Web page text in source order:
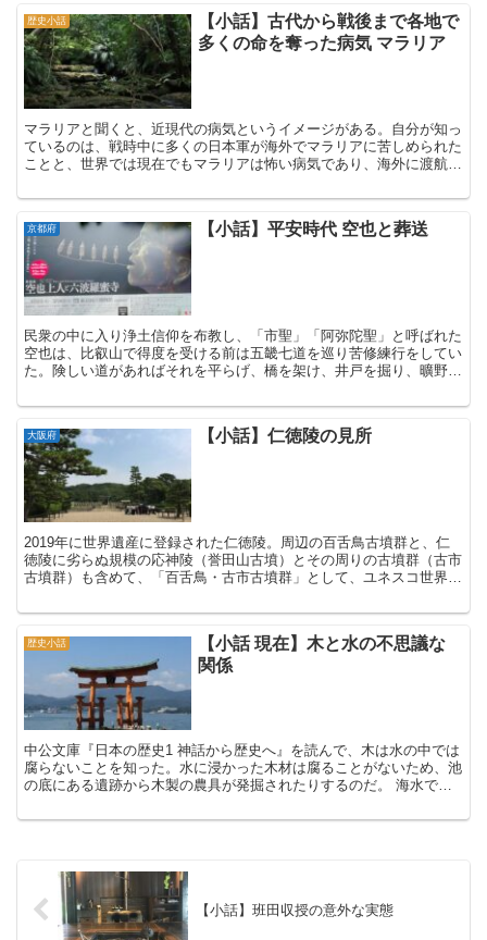
歴史小話
【小話】古代から戦後まで各地で
多くの命を奪った病気 マラリア
マラリアと聞くと、近現代の病気というイメージがある。自分が知っ
ているのは、戦時中に多くの日本軍が海外でマラリアに苦しめられた
ことと、世界では現在でもマラリアは怖い病気であり、海外に渡航す
京都府 【小話】平安時代 空也と葬送
民衆の中に入り浄土信仰を布教し、「市聖」「阿弥陀聖」と呼ばれた
空也は、比叡山で得度を受ける前は五畿七道を巡り苦修練行をしてい
た。険しい道があればそれを平らげ、橋を架け、井戸を掘り、曠野
大阪府 【小話】仁徳陵の見所
2019年に世界遺産に登録された仁徳陵。周辺の百舌鳥古墳群と、仁
徳陵に劣らぬ規模の応神陵（誉田山古墳）とその周りの古墳群（古市
古墳群）も含めて、「百舌鳥・古市古墳群」として、ユネスコ世界文
歴史小話
【小話 現在】木と水の不思議な
関係
中公文庫『日本の歴史1 神話から歴史へ』を読んで、木は水の中では
腐らないことを知った。水に浸かった木材は腐ることがないため、池
の底にある遺跡から木製の農具が発掘されたりするのだ。 海水でも
【小話】班田収授の意外な実態